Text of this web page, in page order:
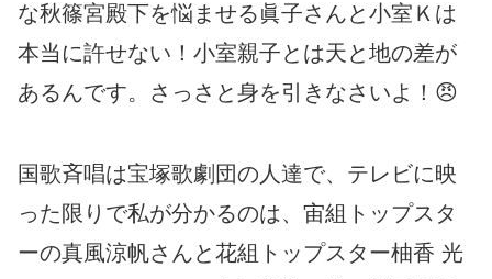
な秋篠宮殿下を悩ませる眞子さんと小室Ｋは
本当に許せない！小室親子とは天と地の差が
あるんです。さっさと身を引きなさいよ！😠
国歌斉唱は宝塚歌劇団の人達で、テレビに映
った限りで私が分かるのは、宙組トップスタ
ーの真風涼帆さんと花組トップスター柚香 光